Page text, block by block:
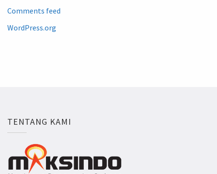
Comments feed
WordPress.org
TENTANG KAMI